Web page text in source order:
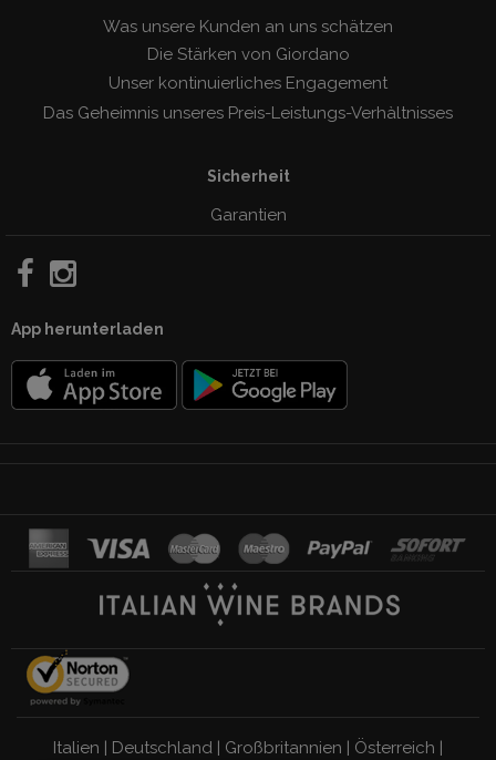
Was unsere Kunden an uns schätzen
Die Stärken von Giordano
Unser kontinuierliches Engagement
Das Geheimnis unseres Preis-Leistungs-Verhàltnisses
Sicherheit
Garantien
App herunterladen
Italien | Deutschland | Großbritannien | Österreich |